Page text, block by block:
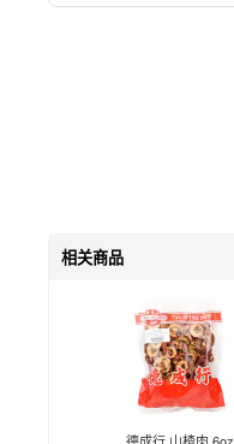
相关商品
德成行 山楂肉 6oz